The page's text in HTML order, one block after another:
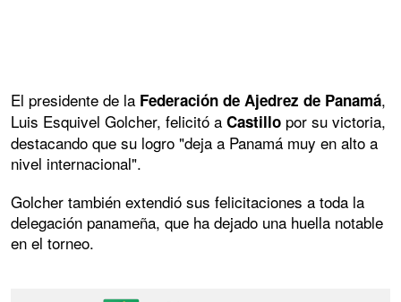
El presidente de la Federación de Ajedrez de Panamá,
Luis Esquivel Golcher, felicitó a Castillo por su victoria,
destacando que su logro "deja a Panamá muy en alto a
nivel internacional".
Golcher también extendió sus felicitaciones a toda la
delegación panameña, que ha dejado una huella notable
en el torneo.